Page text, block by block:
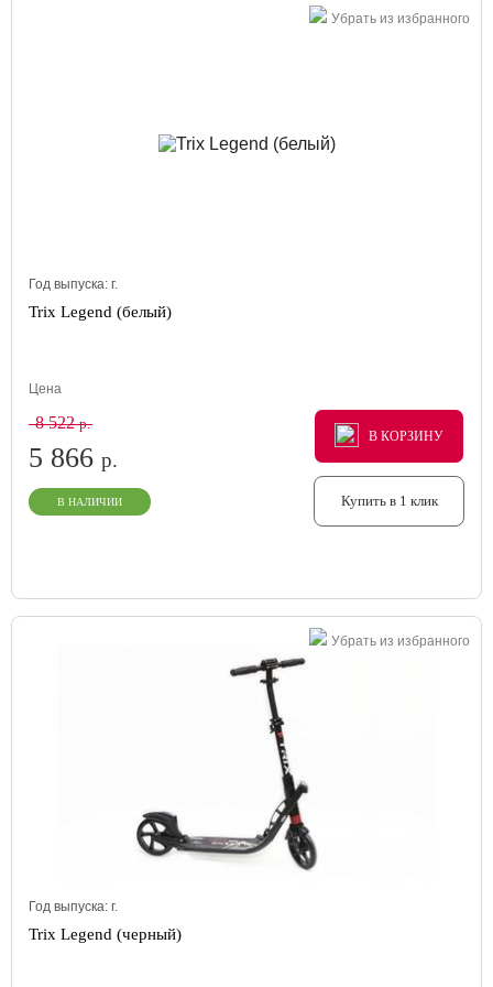
Убрать из избранного
Год выпуска: г.
Trix Legend (белый)
Цена
8 522р.
5 866 р.
В НАЛИЧИИ
В КОРЗИНУ
В КОРЗИНУ
В КОРЗИНУ
Купить в 1 клик
Убрать из избранного
Год выпуска: г.
Trix Legend (черный)